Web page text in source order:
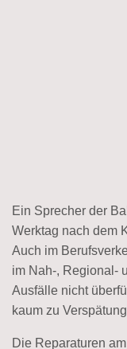
Ein Sprecher der
Werktag nach dem
Auch im
im Nah-, Regional-
Ausfälle nicht
kaum zu
Die Reparaturen